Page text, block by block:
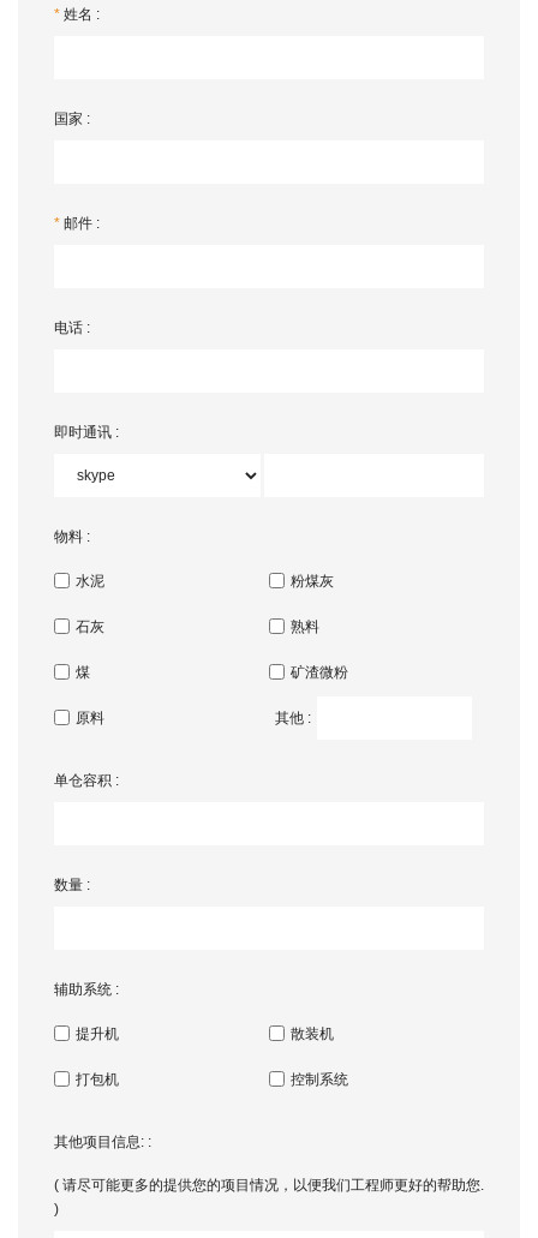
* 姓名 :
国家 :
* 邮件 :
电话 :
即时通讯 :
物料 :
水泥 粉煤灰
石灰 熟料
煤 矿渣微粉
原料 其他 :
单仓容积 :
数量 :
辅助系统 :
提升机 散装机
打包机 控制系统
其他项目信息: :
( 请尽可能更多的提供您的项目情况，以便我们工程师更好的帮助您.
)